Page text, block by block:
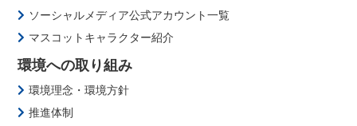
ソーシャルメディア公式アカウント一覧
マスコットキャラクター紹介
環境への取り組み
環境理念・環境方針
推進体制